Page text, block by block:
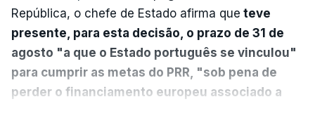
República, o chefe de Estado afirma que teve
presente, para esta decisão, o prazo de 31 de
agosto "a que o Estado português se vinculou"
para cumprir as metas do PRR, "sob pena de
perder o financiamento europeu associado a